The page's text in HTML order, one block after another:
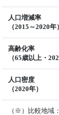
人口増減率
（2015～2020年）
高齢化率
（65歳以上・
人口密度
（2020年）
（※）比較地域